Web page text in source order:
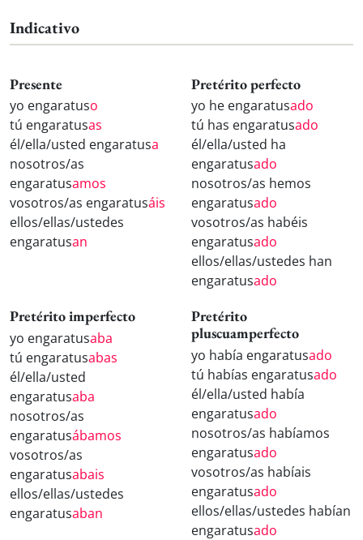
Indicativo
Presente
yo engaratuso
tú engaratusas
él/ella/usted engaratusa
nosotros/as
engaratusamos
vosotros/as engaratusáis
ellos/ellas/ustedes
engaratusan
Pretérito perfecto
yo he engaratusado
tú has engaratusado
él/ella/usted ha
engaratusado
nosotros/as hemos
engaratusado
vosotros/as habéis
engaratusado
ellos/ellas/ustedes han
engaratusado
Pretérito imperfecto
yo engaratusaba
tú engaratusabas
él/ella/usted
engaratusaba
nosotros/as
engaratusábamos
vosotros/as
engaratusabais
ellos/ellas/ustedes
engaratusaban
Pretérito
pluscuamperfecto
yo había engaratusado
tú habías engaratusado
él/ella/usted había
engaratusado
nosotros/as habíamos
engaratusado
vosotros/as habíais
engaratusado
ellos/ellas/ustedes habían
engaratusado